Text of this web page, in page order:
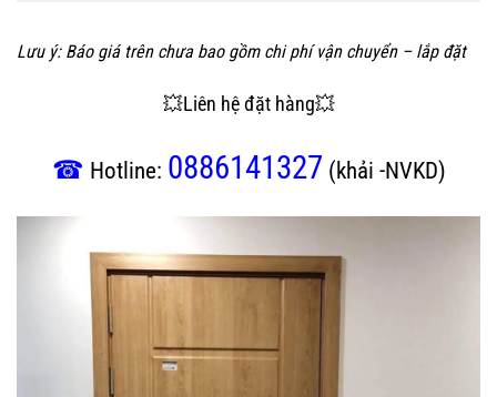
Lưu ý:Báo giá trên chưa bao gồm chi phí vận chuyển – lắp đặt
💥Liên hệ đặt hàng💥
☎ Hotline: 0886141327 (khải -NVKD)